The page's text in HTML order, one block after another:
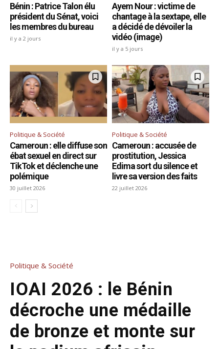
Bénin : Patrice Talon élu
président du Sénat, voici
les membres du bureau
il y a 2 jours
Ayem Nour : victime de
chantage à la sextape, elle
a décidé de dévoiler la
vidéo (image)
il y a 5 jours
Politique & Société
Cameroun : elle diffuse son
ébat sexuel en direct sur
TikTok et déclenche une
polémique
30 juillet 2026
Politique & Société
Cameroun : accusée de
prostitution, Jessica
Edima sort du silence et
livre sa version des faits
22 juillet 2026